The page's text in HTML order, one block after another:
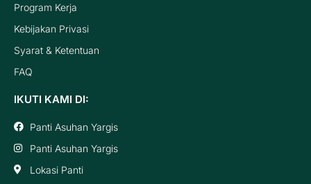
Program Kerja
Kebijakan Privasi
Syarat & Ketentuan
FAQ
IKUTI KAMI DI:
Panti Asuhan Yargis
Panti Asuhan Yargis
Lokasi Panti